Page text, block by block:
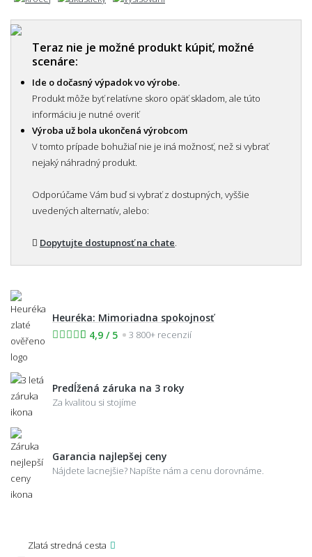
Teraz nie je možné produkt kúpiť, možné
scenáre:
Ide o dočasný výpadok vo výrobe.
Produkt môže byť relatívne skoro opäť skladom, ale túto
informáciu je nutné overiť
Výroba už bola ukončená výrobcom
V tomto prípade bohužiaľ nie je iná možnosť, než si vybrať
nejaký náhradný produkt.
Odporúčame Vám buď si vybrať z dostupných, vyššie
uvedených alternatív, alebo:
Dopytujte dostupnosť na chate
Heuréka: Mimoriadna spokojnosť
4,9 / 5
3 800+ recenzií
Predĺžená záruka na 3 roky
Za kvalitou si stojíme
Garancia najlepšej ceny
Nájdete lacnejšie? Napíšte nám a cenu dorovnáme.
Zlatá stredná cesta